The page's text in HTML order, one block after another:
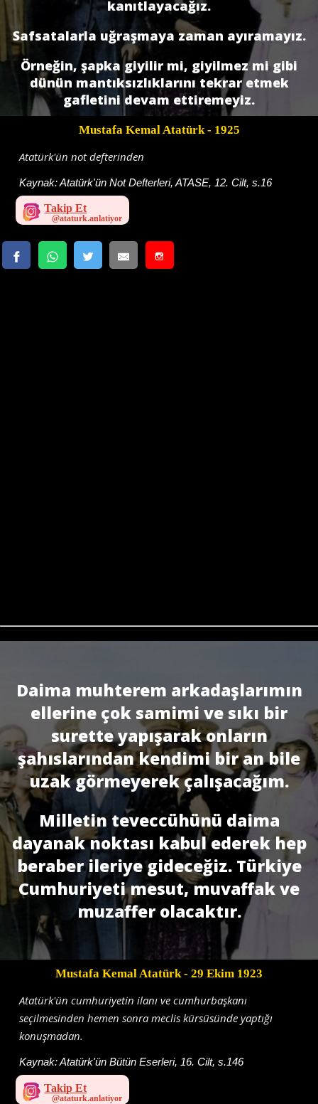
kanıtlayacağız.
Safsatalarla uğraşmaya zaman ayıramayız.
Örneğin, şapka giyilir mi, giyilmez mi gibi
dünün mantıksızlıklarını tekrar etmek
gafletini devam ettiremeyiz.
Mustafa Kemal Atatürk- 1925
Atatürk'ün not defterinden
Kaynak:Atatürk'ün Not Defterleri, ATASE, 12. Cilt, s.16
Takip Et
Daima muhterem arkadaşlarımın
ellerine çok samimi ve sıkı bir
surette yapışarak onların
şahıslarından kendimi bir an bile
uzak görmeyerek çalışacağım.
Milletin teveccühünü daima
dayanak noktası kabul ederek hep
beraber ileriye gideceğiz. Türkiye
Cumhuriyeti mesut, muvaffak ve
muzaffer olacaktır.
Mustafa Kemal Atatürk- 29 Ekim 1923
Atatürk'ün cumhuriyetin ilanı ve cumhurbaşkanı
seçilmesinden hemen sonra meclis kürsüsünde yaptığı
konuşmadan.
Kaynak:Atatürk'ün Bütün Eserleri, 16. Cilt, s.146
Takip Et